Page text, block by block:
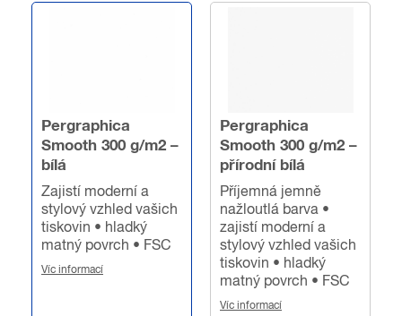
Pergraphica
Smooth 300 g/m2 –
bílá
Zajistí moderní a
stylový vzhled vašich
tiskovin • hladký
matný povrch • FSC
Víc informací
Pergraphica
Smooth 300 g/m2 –
přírodní bílá
Příjemná jemně
nažloutlá barva •
zajistí moderní a
stylový vzhled vašich
tiskovin • hladký
matný povrch • FSC
Víc informací